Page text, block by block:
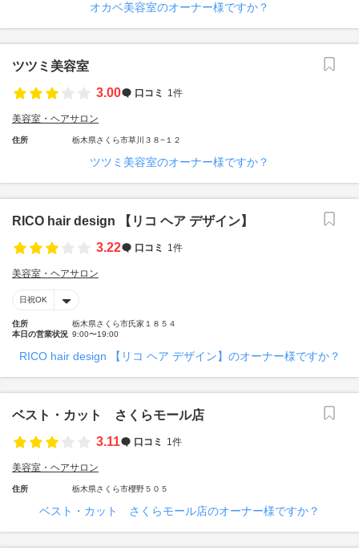
オカベ美容室のオーナー様ですか？
ツツミ美容室
3.00
口コミ 1件
美容室・ヘアサロン
住所 栃木県さくら市草川３８−１２
ツツミ美容室のオーナー様ですか？
RICO hair design 【リコ ヘア デザイン】
3.22
口コミ 1件
美容室・ヘアサロン
日祝OK
住所
栃木県さくら市氏家１８５４
本日の営業状況 9:00〜19:00
RICO hair design 【リコ ヘア デザイン】のオーナー様ですか？
ベスト・カット さくらモール店
3.11
口コミ 1件
美容室・ヘアサロン
住所 栃木県さくら市櫻野５０５
ベスト・カット さくらモール店のオーナー様ですか？